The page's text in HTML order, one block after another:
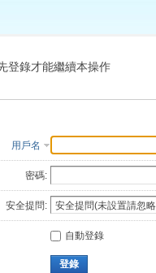
索
登錄才能繼續本操作
用戶名
密碼:
安全提問:
自動登錄
登錄